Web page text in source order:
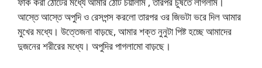
আস্তে আস্তে অপুদি ও রেসপন্স করলো তারপর ওর জিভটা ভরে দিল আমার
মুখের মধ্যে। উত্তেজনা বাড়ছে, আমার শক্ত নুনুটা পিষ্ট হচ্ছে আমাদের
দুজনের শরীরের মধ্যে। অপুদির পাগলামো বাড়ছে।